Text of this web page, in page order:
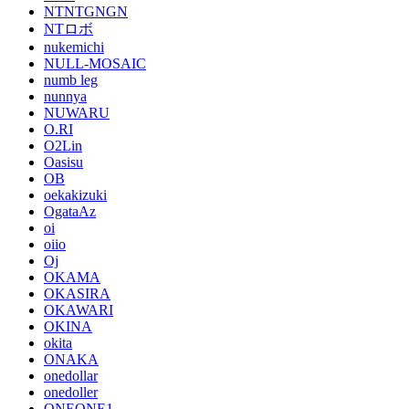
NTNTGNGN
NTロボ
nukemichi
NULL-MOSAIC
numb leg
nunnya
NUWARU
O.RI
O2Lin
Oasisu
OB
oekakizuki
OgataAz
oi
oiio
Oj
OKAMA
OKASIRA
OKAWARI
OKINA
okita
ONAKA
onedollar
onedoller